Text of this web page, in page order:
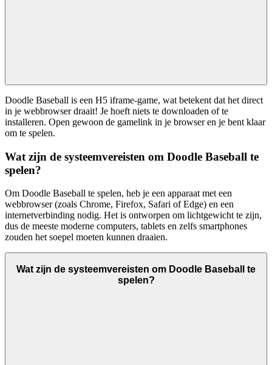
Doodle Baseball is een H5 iframe-game, wat betekent dat het direct
in je webbrowser draait! Je hoeft niets te downloaden of te
installeren. Open gewoon de gamelink in je browser en je bent klaar
om te spelen.
Wat zijn de systeemvereisten om Doodle Baseball te
spelen?
Om Doodle Baseball te spelen, heb je een apparaat met een
webbrowser (zoals Chrome, Firefox, Safari of Edge) en een
internetverbinding nodig. Het is ontworpen om lichtgewicht te zijn,
dus de meeste moderne computers, tablets en zelfs smartphones
zouden het soepel moeten kunnen draaien.
Wat zijn de systeemvereisten om Doodle Baseball te
spelen?